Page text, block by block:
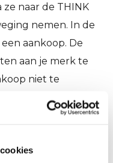
ze naar de THINK
nemen. In de
aankoop. De
aan je merk te
niet te
bedrijf in te